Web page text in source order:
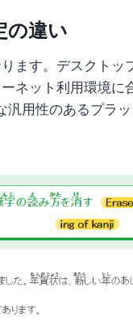
の違い
ます。デスクト
ネット利用環境に
用性のあるプラ